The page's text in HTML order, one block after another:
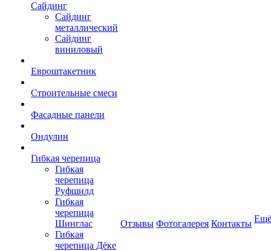
Сайдинг
Сайдинг
металлический
Сайдинг
виниловый
Евроштакетник
Строительные смеси
Фасадные панели
Ондулин
Гибкая черепица
Гибкая
черепица
Руфшилд
Гибкая
черепица
Шинглас
Гибкая
черепица Дёке
Отзывы Фотогалерея Контакты Ещё